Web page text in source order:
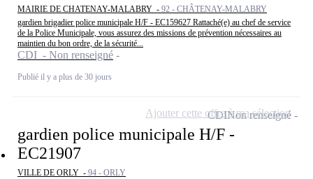
MAIRIE DE CHATENAY-MALABRY - 92 - CHÂTENAY-MALABRY
gardien brigadier police municipale H/F - EC159627 Rattaché(e) au chef de service
de la Police Municipale, vous assurez des missions de prévention nécessaires au
maintien du bon ordre, de la sécurité...
CDI - Non renseigné
Publié il y a plus de 30 jours
gardien police municipale H/F -
EC21907
VILLE DE ORLY - 94 - ORLY
CDINon renseigné
Ajouter cette offre à ma sélection